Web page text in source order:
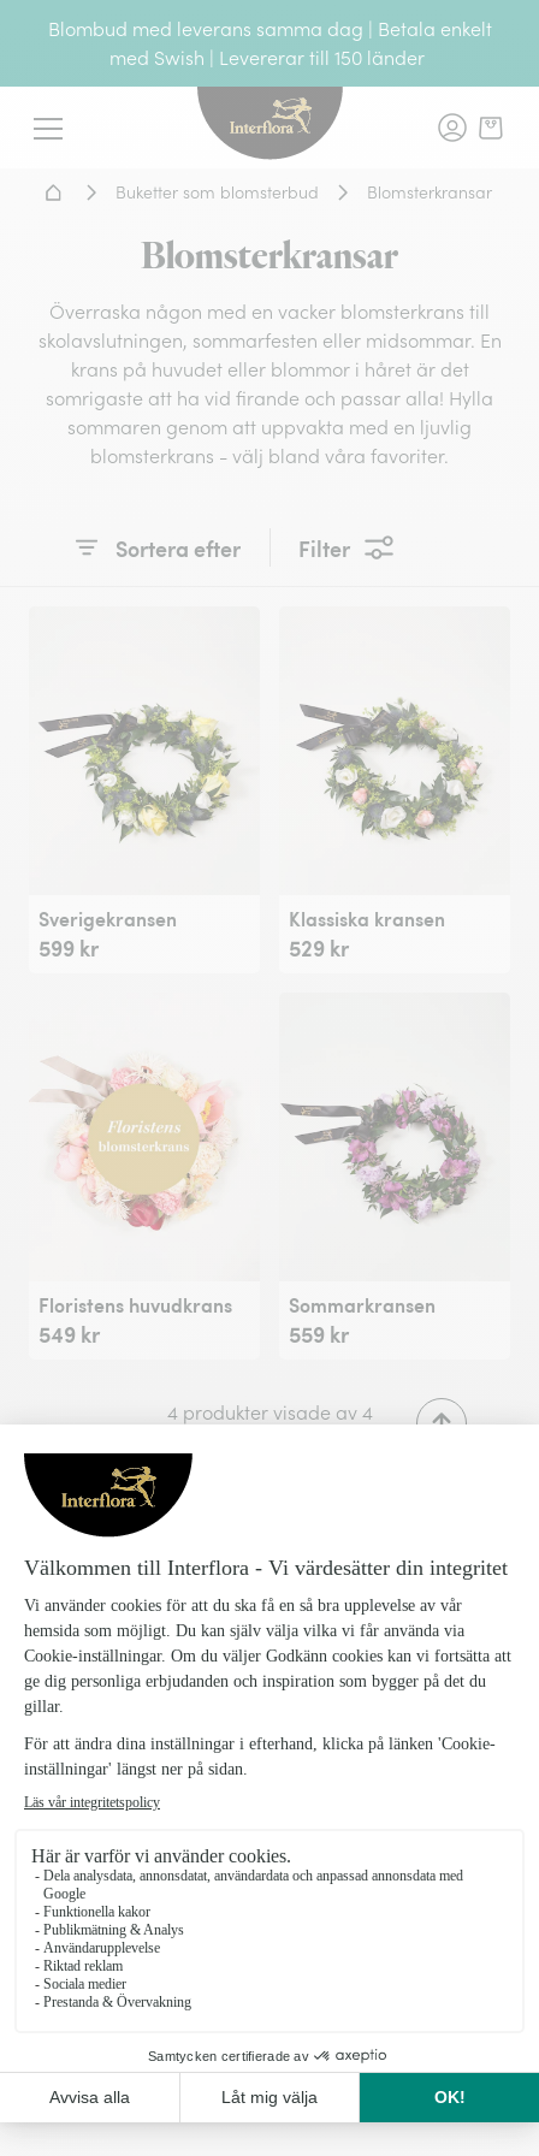
Blombud med leverans samma dag | Betala enkelt
med Swish | Levererar till 150 länder
Meny
Interflora -
Hem - Blomsterleverans
Buketter som blomsterbud Blomsterkransar
Blomsterkransar
Överraska någon med en vacker blomsterkrans till
skolavslutningen, sommarfesten eller midsommar. En
krans på huvudet eller blommor i håret är det
somrigaste att ha vid firande och passar alla! Hylla
sommaren genom att uppvakta med en ljuvlig
blomsterkrans - välj bland våra favoriter.
Sortera efter Filter
Sverigekransen
599 kr
Klassiska kransen
529 kr
Floristens huvudkrans
549 kr
Sommarkransen
559 kr
4 produkter visade av 4
Midsommarkransar och
blomsterkransar som blombud
Med sommaren dyker flera festligheter upp -
Studentfirande, midsommarfirande, sommarfester och
andra stora tillställningar. Till dessa firanden hör
verkligen blomsterkransar, kransar till studenten och
midsommarkransar till. Våra blomsterkransar passar
utmärkt att ha som huvudbonad eller dekoration till
sommarens alla tillställningar. Välj bland alla våra
vackra kransar -
beställa. Har du svårt att välja krans har vi
ävenFloristens val av krans, där du kan låta floristen
skapa fritt en vacker krans till sommarfirandet. Beställ
blomsterkransar och midsommarkransar gärna några
dagar innan önskad leveransdag, så ser våra florister
till att skapa vackra blomsterkransar med sitt floristiska
kransarna till.